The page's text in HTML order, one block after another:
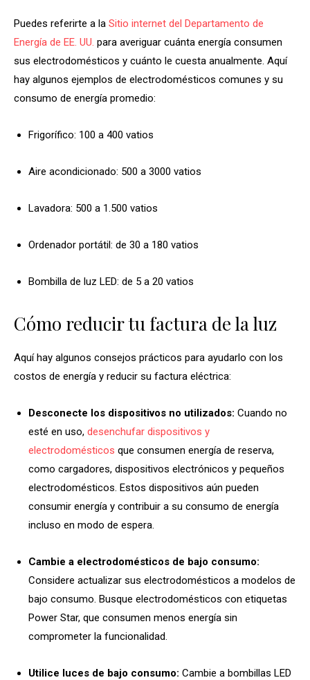
Puedes referirte a la Sitio internet del Departamento de
Energía de EE. UU. para averiguar cuánta energía consumen
sus electrodomésticos y cuánto le cuesta anualmente. Aquí
hay algunos ejemplos de electrodomésticos comunes y su
consumo de energía promedio:
Frigorífico: 100 a 400 vatios
Aire acondicionado: 500 a 3000 vatios
Lavadora: 500 a 1.500 vatios
Ordenador portátil: de 30 a 180 vatios
Bombilla de luz LED: de 5 a 20 vatios
Cómo reducir tu factura de la luz
Aquí hay algunos consejos prácticos para ayudarlo con los
costos de energía y reducir su factura eléctrica:
Desconecte los dispositivos no utilizados: Cuando no
esté en uso, desenchufar dispositivos y
electrodomésticos que consumen energía de reserva,
como cargadores, dispositivos electrónicos y pequeños
electrodomésticos. Estos dispositivos aún pueden
consumir energía y contribuir a su consumo de energía
incluso en modo de espera.
Cambie a electrodomésticos de bajo consumo:
Considere actualizar sus electrodomésticos a modelos de
bajo consumo. Busque electrodomésticos con etiquetas
Power Star, que consumen menos energía sin
comprometer la funcionalidad.
Utilice luces de bajo consumo: Cambie a bombillas LED